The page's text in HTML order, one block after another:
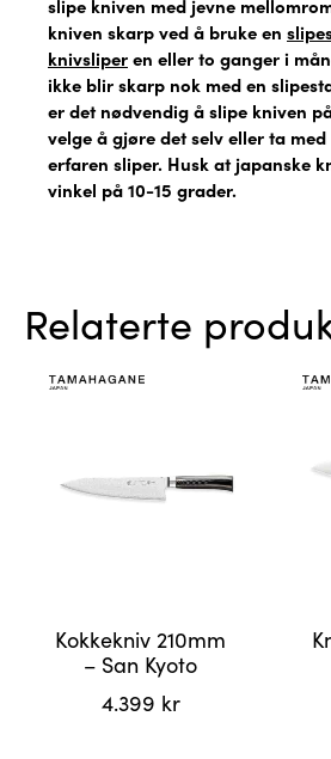
slipe kniven med jevne
kniven skarp ved å bruke en
knivsliperen eller to ganger i
ikke blir skarp nok med en
er det nødvendig å slipe kniven
velge å gjøre det selv eller ta
erfaren sliper. Husk at japanske
vinkel på 10-15 grader.
Relaterte
Kokkekniv 210mm
– San Kyoto
4.399 kr